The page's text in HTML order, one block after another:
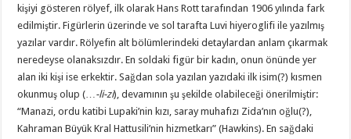
kişiyi gösteren rölyef, ilk olarak Hans Rott tarafından 1906 yılında fark
edilmiştir. Figürlerin üzerinde ve sol tarafta Luvi hiyeroglifi ile yazılmış
yazılar vardır. Rölyefin alt bölümlerindeki detaylardan anlam çıkarmak
neredeyse olanaksızdır. En soldaki figür bir kadın, onun önünde yer
alan iki kişi ise erkektir. Sağdan sola yazılan yazıdaki ilk isim(?) kısmen
okunmuş olup (…-li-zi), devamının şu şekilde olabileceği önerilmiştir:
“Manazi, ordu katibi Lupaki’nin kızı, saray muhafızı Zida’nın oğlu(?),
Kahraman Büyük Kral Hattusili’nin hizmetkarı” (Hawkins). En sağdaki